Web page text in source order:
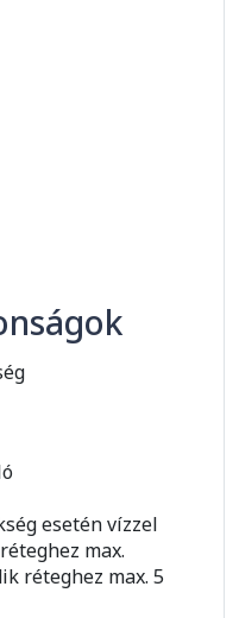
esetén vízzel
max.
réteghez max. 5